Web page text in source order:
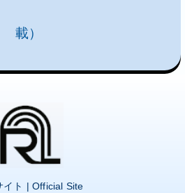
載）
イト | Official Site